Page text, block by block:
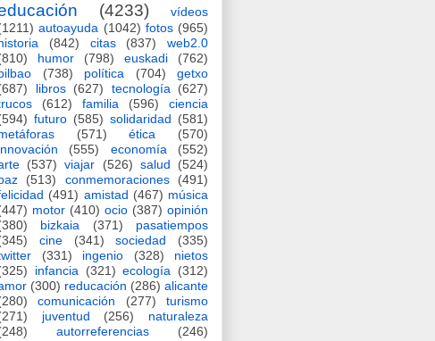
(4233)
vídeos
autoayuda (1042) fotos (965)
(842) citas (837)
web2.0
humor (798) euskadi
(762)
(738) política (704)
getxo
libros (627) tecnología
(627)
(612) familia (596)
ciencia
futuro (585) solidaridad (581)
(571) ética
(570)
(555) economía
(552)
(537) viajar (526) salud
(524)
(513) conmemoraciones
(491)
(491) amistad (467) música
motor (410) ocio (387) opinión
bizkaia (371)
pasatiempos
cine (341) sociedad
(335)
(331) ingenio (328)
nietos
infancia (321) ecología
(312)
(300) reducación (286) alicante
comunicación (277)
turismo
juventud (256)
naturaleza
autorreferencias
(246)